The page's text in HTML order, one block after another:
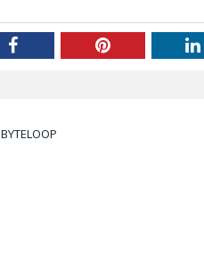
Facebook Pinterest
BYTELOOP